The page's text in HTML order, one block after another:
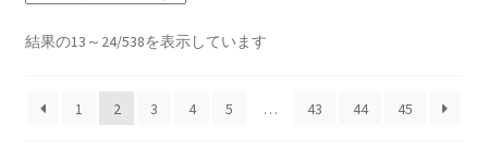
プライバシーポリシー
マイアカウント
結果の13～24/538を表示しています新
順
1 2 3 4 5 … 43 44 45